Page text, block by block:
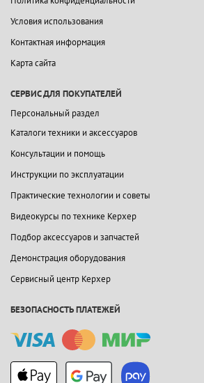
Условия использования
Контактная информация
Карта сайта
СЕРВИС ДЛЯ ПОКУПАТЕЛЕЙ
Персональный раздел
Каталоги техники и аксессуаров
Консультации и помощь
Инструкции по эксплуатации
Практические технологии и советы
Видеокурсы по технике Керхер
Подбор аксессуаров и запчастей
Демонстрация оборудования
Сервисный центр Керхер
БЕЗОПАСНОСТЬ ПЛАТЕЖЕЙ